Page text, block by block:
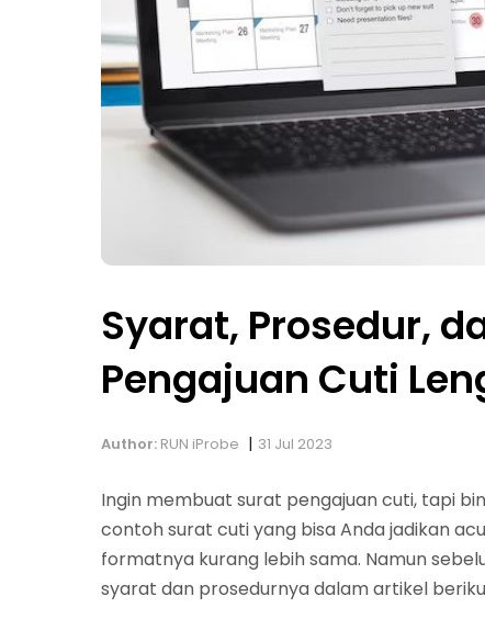
Syarat, Prosedur,
Pengajuan Cuti
Author: RUN iProbe | 31 Jul 2023
Ingin membuat surat pengajuan cuti, tapi
contoh surat cuti yang bisa Anda jadikan
formatnya kurang lebih sama. Namun
syarat dan prosedurnya dalam artikel